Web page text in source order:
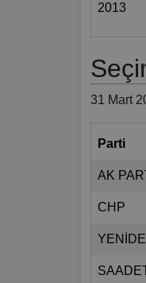
2013
31 Mart
Parti
AK
CHP